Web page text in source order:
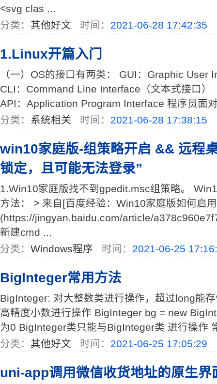
<svg clas ...
分类： 其他好文 时间： 2021-06-28 17:42:35
1.Linux开篇入门
（一）OS的接口有两类： GUI：Graphic User
CLI：Command Line Interface（文本式接口）
API：Application Program Interface 程序员面
分类： 系统相关 时间： 2021-06-28 17:38:15
win10家庭版-组策略开启 && 远程
锁定，且可能无法登录”
1.Win10家庭版找不到gpedit.msc组策略。
方法： > 来自[百度经验：Win10家庭版如何启
(https://jingyan.baidu.com/article/
新建cmd ...
分类： Windows程序 时间： 2021-06-25
BigInteger常用方法
BigInteger: 对大整数类进行操作，超过long能
高精度小数进行操作 BigInteger bg = new
为0 BigInteger类只能与BigInteger类 进行操作
分类： 其他好文 时间： 2021-06-25 17:05:29
uni-app调用微信收货地址的原生界